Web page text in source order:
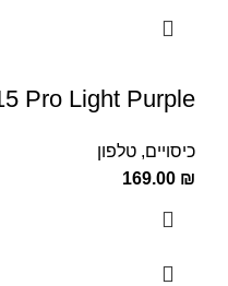
Pro Light Purple
כיסויים, טלפון
169.00 ₪